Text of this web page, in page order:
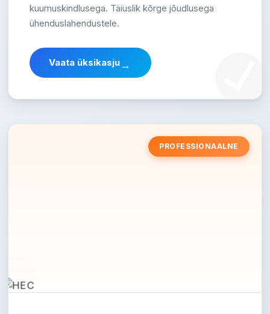
kuumuskindlusega. Täiuslik kõrge jõudlusega
ühenduslahendustele.
Vaata üksikasju→
PROFESSIONAALNE